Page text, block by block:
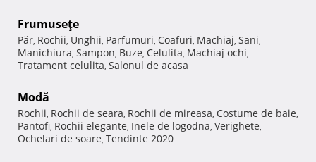
Frumuseţe
Păr, Rochii, Unghii, Parfumuri, Coafuri, Machiaj, Sani,
Manichiura, Sampon, Buze, Celulita, Machiaj ochi,
Tratament celulita, Salonul de acasa
Modă
Rochii, Rochii de seara, Rochii de mireasa, Costume de baie,
Pantofi, Rochii elegante, Inele de logodna, Verighete,
Ochelari de soare, Tendinte 2020